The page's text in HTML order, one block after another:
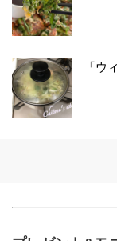
「ウ